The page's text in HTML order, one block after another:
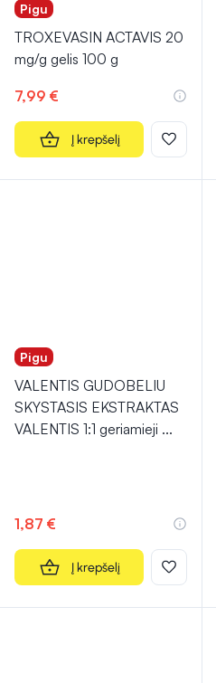
Pigu
TROXEVASIN ACTAVIS 20
mg/g gelis 100 g
7,99 €
Į krepšelį
Pigu
VALENTIS GUDOBELIU
SKYSTASIS EKSTRAKTAS
VALENTIS 1:1 geriamieji ...
1,87 €
Į krepšelį